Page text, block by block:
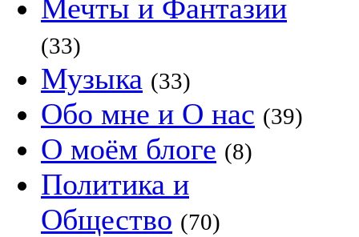
Мечты и Фантазии
(33)
Музыка (33)
Обо мне и О нас (39)
О моём блоге (8)
Политика и
Общество (70)